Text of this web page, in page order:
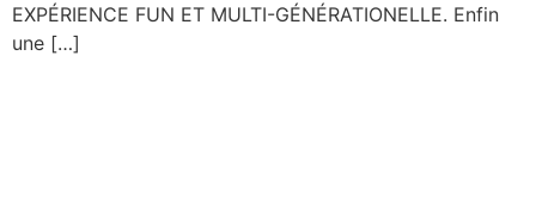
EXPÉRIENCE FUN ET MULTI-GÉNÉRATIONELLE. Enfin
une […]